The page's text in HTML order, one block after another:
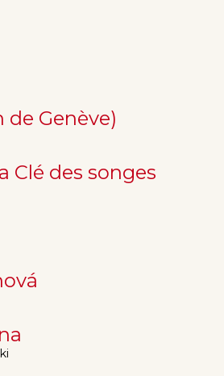
de Genève)
Clé des songes